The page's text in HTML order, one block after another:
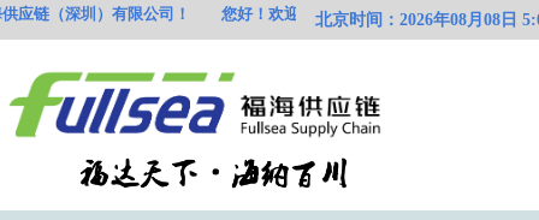
北京时间：2026年08月08日
链（ 深圳）有限公司！ 您好！欢迎访问福海供应链（深圳）有限公司！